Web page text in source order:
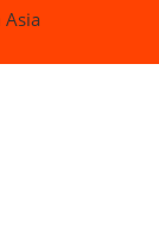
Asia